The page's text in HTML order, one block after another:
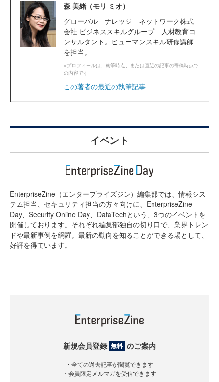
森 美緒（モリ ミオ）
グローバル ナレッジ ネットワーク株式
会社 ビジネススキルグループ 人材教育コ
ンサルタント。ヒューマンスキル研修講師
を担当。
※プロフィールは、執筆時点、または直近の記事の寄稿時点で
の内容です
この著者の最近の執筆記事
イベント
EnterpriseZine（エンタープライズジン）編集部では、情報シス
テム担当、セキュリティ担当の方々向けに、EnterpriseZine
Day、Security Online Day、DataTechという、3つのイベントを
開催しております。それぞれ編集部独自の切り口で、業界トレン
ドや最新事例を網羅。最新の動向を知ることができる場として、
好評を得ています。
新規会員登録 無料 のご案内
・全ての過去記事が閲覧できます
・会員限定メルマガを受信できます